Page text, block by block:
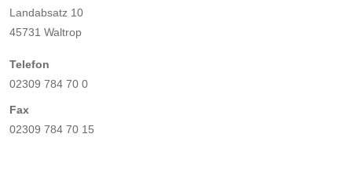
Landabsatz 10
45731 Waltrop
Telefon
02309 784 70 0
Fax
02309 784 70 15